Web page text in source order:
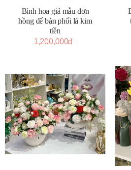
Bình hoa giả mẫu đơn
hồng để bàn phối lá kim
tiền
1,200,000đ